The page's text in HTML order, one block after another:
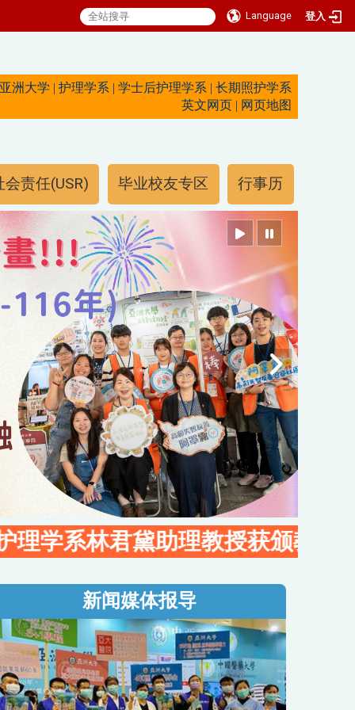
Language 登入
亚洲大学 | 护理学系 | 学士后护理学系 | 长期照护学系
英文网页 | 网页地图
会责任(USR) 毕业校友专区 行事历
黛助理教授获颁教育部「113年
新闻媒体报导